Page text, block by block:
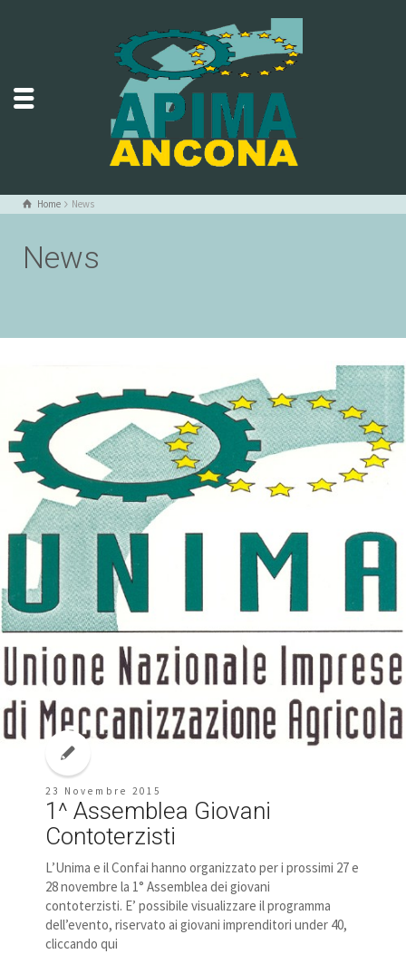
Home News
News
23 Novembre 2015
1^ Assemblea Giovani
Contoterzisti
L’Unima e il Confai hanno organizzato per i prossimi 27 e
28 novembre la 1° Assemblea dei giovani
contoterzisti. E’ possibile visualizzare il programma
dell’evento, riservato ai giovani imprenditori under 40,
cliccando qui